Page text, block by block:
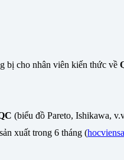
bị cho nhân viên kiến thức về
(biểu đồ Pareto, Ishikawa,
xuất trong 6 tháng (